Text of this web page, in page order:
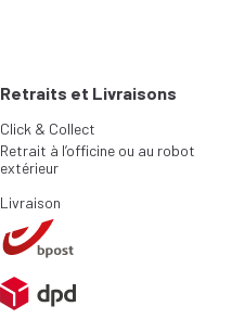
Retraits et Livraisons
Click & Collect
Retrait à l’officine ou au robot
extérieur
Livraison